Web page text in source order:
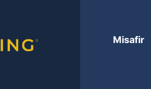
Misafir